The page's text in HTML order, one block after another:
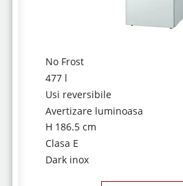
No Frost
477 l
Usi reversibile
Avertizare luminoasa
H 186.5 cm
Clasa E
Dark inox